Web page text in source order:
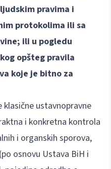
pravima i
protokolima ili sa
ili u pogledu
opšteg pravila
koje je bitno za
klasične ustavnopravne
i konkretna kontrola
i organskih sporova,
osnovu Ustava BiH i